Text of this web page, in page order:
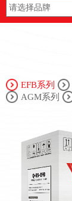
EFB系列
AGM系列